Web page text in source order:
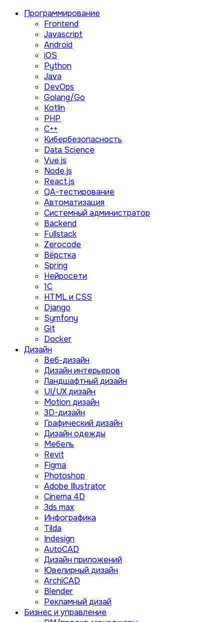
Программирование
Frontend
Javascript
Android
iOS
Python
Java
DevOps
Golang/Go
Kotlin
PHP
C++
Кибербезопасность
Data Science
Vue.js
Node.js
React.js
QA-тестирование
Автоматизация
Системный администратор
Backend
Fullstack
Zerocode
Вёрстка
Spring
Нейросети
1C
HTML и CSS
Django
Symfony
Git
Docker
Дизайн
Веб-дизайн
Дизайн интерьеров
Ландшафтный дизайн
UI/UX дизайн
Motion дизайн
3D-дизайн
Графический дизайн
Дизайн одежды
Мебель
Revit
Figma
Photoshop
Adobe Illustrator
Сinema 4D
3ds max
Инфографика
Tilda
Indesign
AutoCAD
Дизайн приложений
Ювелирный дизайн
ArchiCAD
Blender
Рекламный дизай
Бизнес и управление